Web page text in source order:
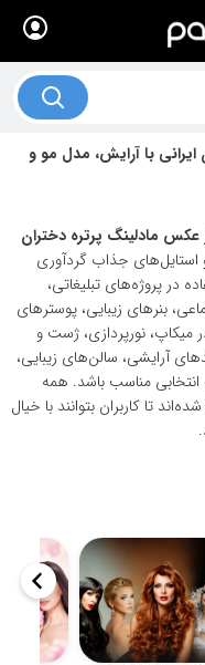
با آرایش، مدل مو و
عکس مادلینگ پرتره دختران
استایل‌های جذاب گردآوری
در پروژه‌های تبلیغاتی،
بنرهای زیبایی، پوسترهای
نورپردازی، ژست و
آرایشی، سالن‌های زیبایی،
مناسب باشد. همه
تا کاربران بتوانند با خیال
×